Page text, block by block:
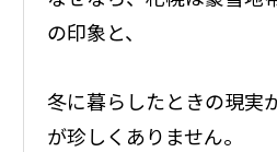
の印象と、
冬に暮らしたときの現実
が珍しくありません。